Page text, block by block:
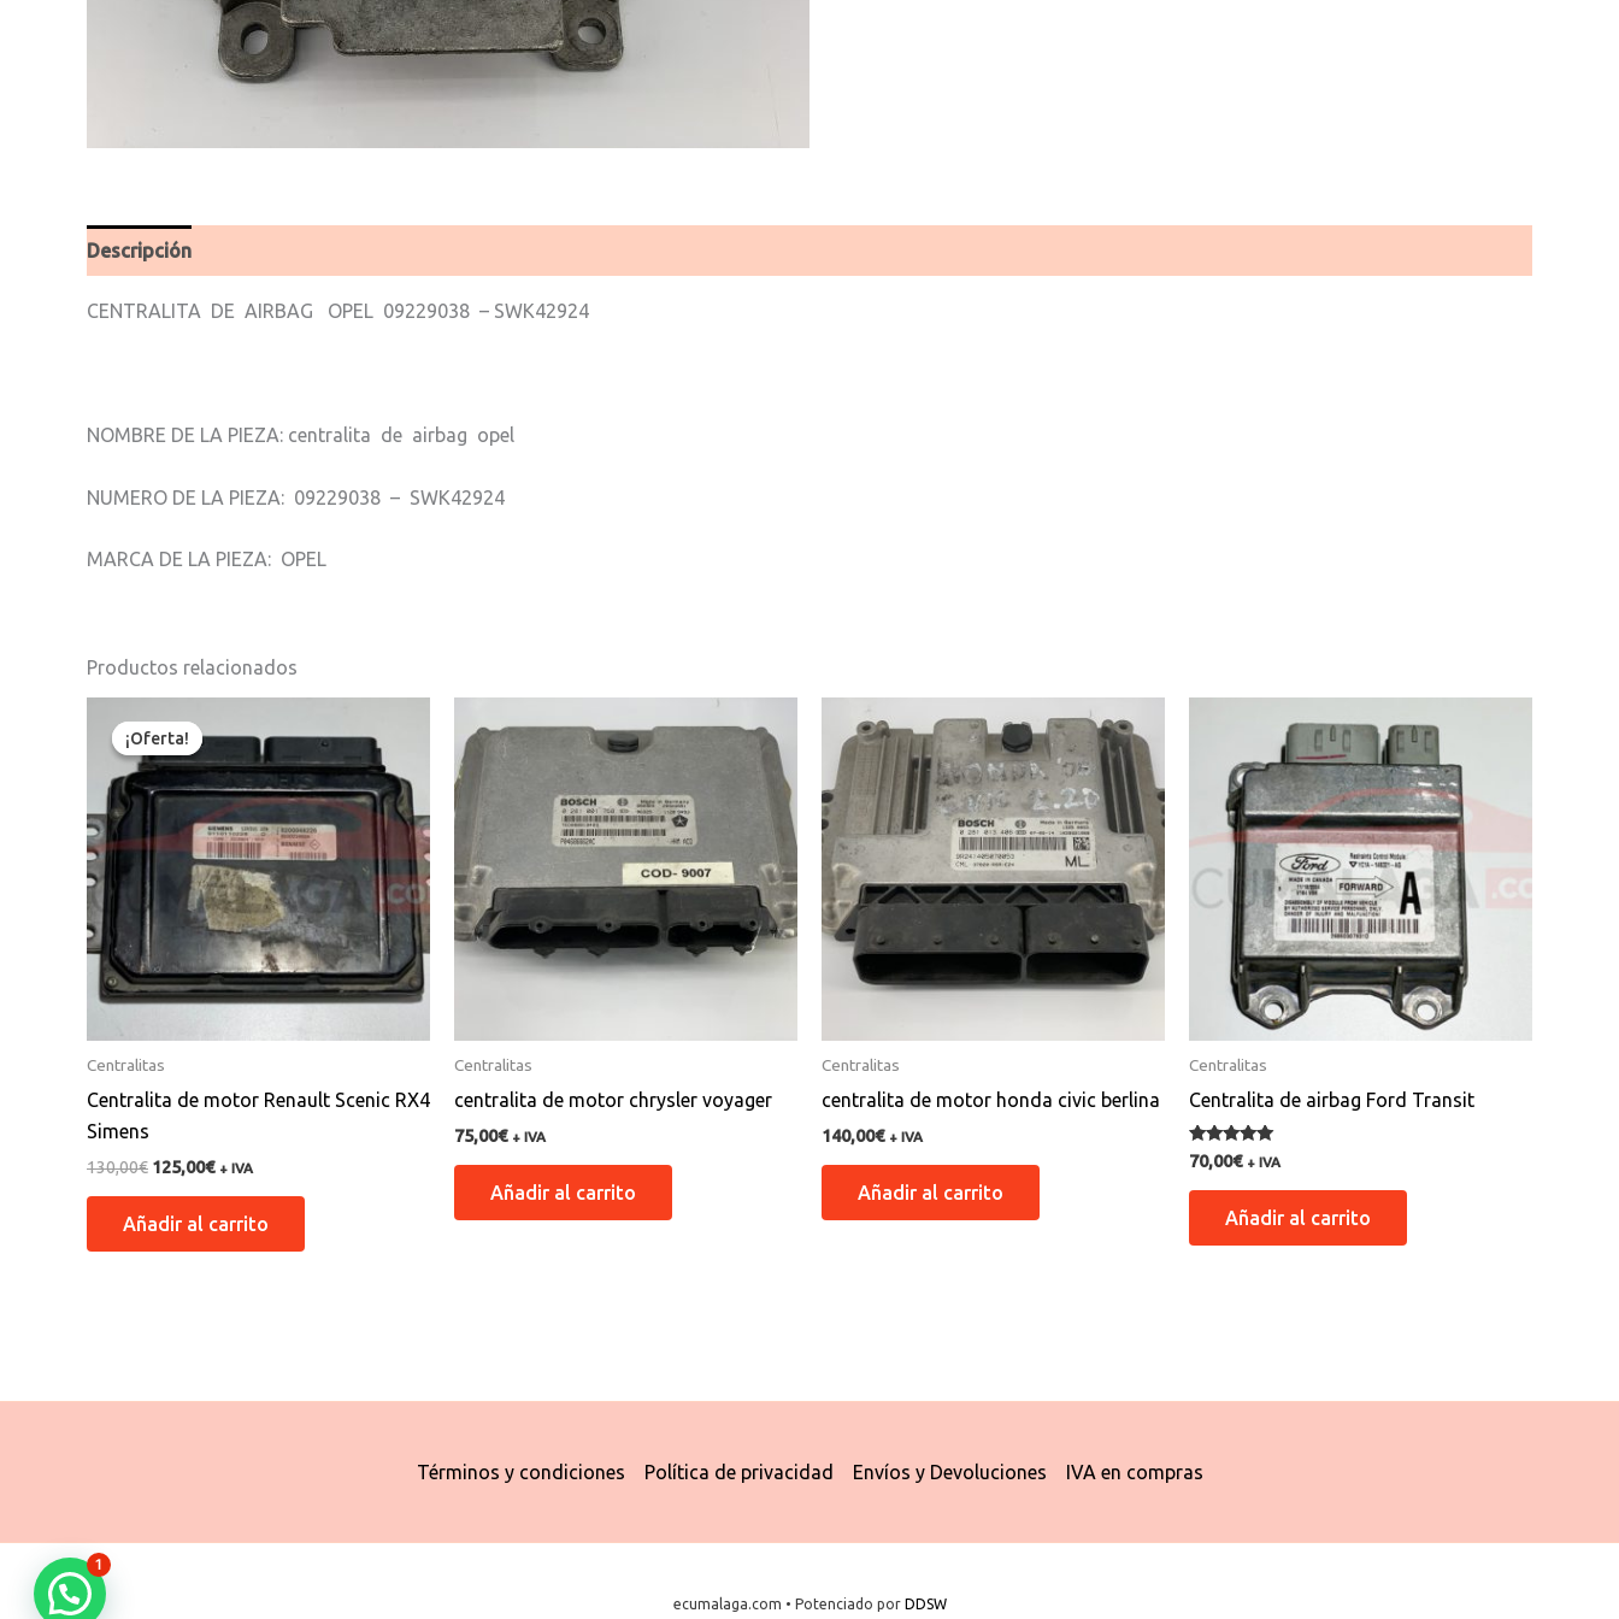
Descripción
CENTRALITA DE AIRBAG OPEL 09229038 – SWK42924
NOMBRE DE LA PIEZA: centralita de airbag opel
NUMERO DE LA PIEZA: 09229038 – SWK42924
MARCA DE LA PIEZA: OPEL
Productos relacionados
¡Oferta!
¡Oferta!
Centralitas
Centralita de motor Renault Scenic RX4
Simens
130,00€
precio
original
era:
130,00€.
125,00€
actual
es:
125,00€.
+ IVA
Añadir al carrito
Centralitas
centralita de motor chrysler voyager
75,00€ + IVA
Añadir al carrito
Centralitas
centralita de motor honda civic berlina
140,00€ + IVA
Añadir al carrito
Centralitas
Centralita de airbag Ford Transit
Valorado con
5.00
de 5
70,00€ + IVA
Añadir al carrito
Términos y condiciones Política de privacidad Envíos y Devoluciones IVA en compras
ecumalaga.com • Potenciado por DDSW
1